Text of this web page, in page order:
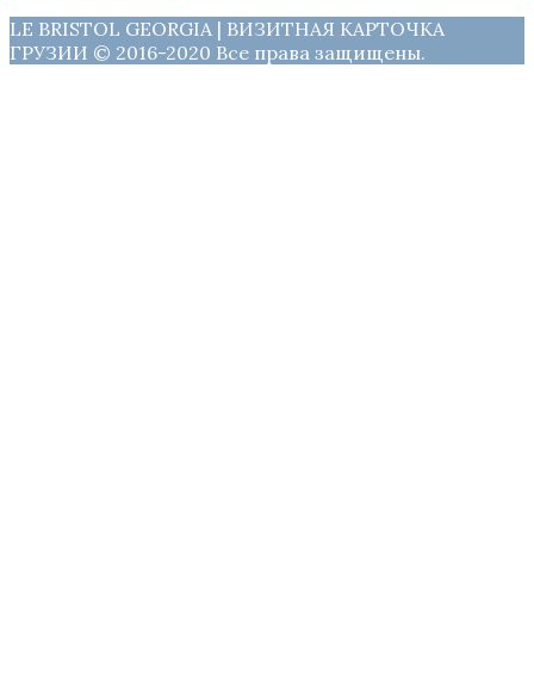
LE BRISTOL GEORGIA | ВИЗИТНАЯ КАРТОЧКА
ГРУЗИИ © 2016-2020 Все права защищены.